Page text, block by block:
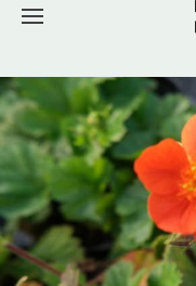
FORSIDEN
NYHETER
ARTIKLER
OM